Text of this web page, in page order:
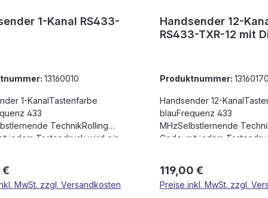
1-Kanal RS433-
13160010
1-KanalTastenfarbe
433
TechnikRolling
jedem Tastendruck wird ein
mit Antenne bis zu 200m
85 verschiedene
Preis:
€
MwSt. zzgl. Versandkosten
Handsender 12-
RS433-TXR-12 mit
Produktnummer: 13160170
Handsender 12-
blauFrequenz 433
MHzSelbstlernende
Code: mit jedem
Kombination mit Antenne
ReichweiteBis 85
Regulärer Preis:
119,00 €
Preise inkl. MwSt. zzgl.